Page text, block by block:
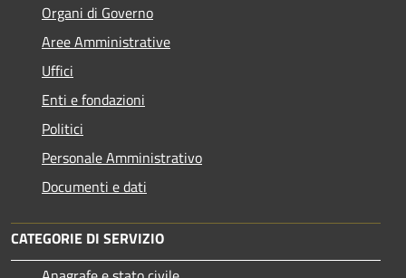
Organi di Governo
Aree Amministrative
Uffici
Enti e fondazioni
Politici
Personale Amministrativo
Documenti e dati
CATEGORIE DI SERVIZIO